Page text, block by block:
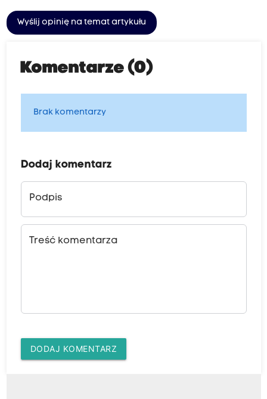
Wyślij opinię na temat artykułu
Komentarze (0)
Brak komentarzy
Dodaj komentarz
Podpis
Treść komentarza
DODAJ KOMENTARZ